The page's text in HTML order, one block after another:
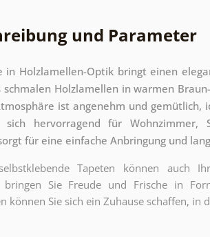
und Parameter
in Holzlamellen-Optik bringt einen
Holzlamellen in warmen
ist angenehm und gemütlich,
hervorragend für Wohnzimmer,
für eine einfache Anbringung und
Tapeten können auch
bringen Sie Freude und Frische in
können Sie sich ein Zuhause schaffen, in